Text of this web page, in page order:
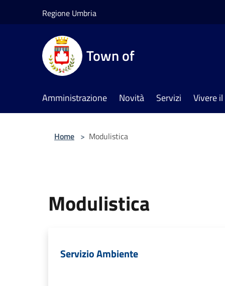
Regione Umbria
Town of
Amministrazione Novità Servizi Vivere
Home > Modulistica
Modulistica
Servizio Ambiente